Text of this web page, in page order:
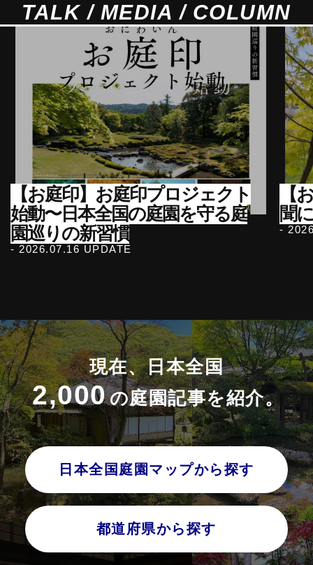
TALK / MEDIA / COLUMN
【お庭印】お庭印プロジェクト
始動〜日本全国の庭園を守る庭
園巡りの新習慣
- 2026.07.16 UPDATE
【
聞
-
現在、日本全国
2,000の庭園記事を紹介。
日本全国庭園マップから探す
都道府県から探す